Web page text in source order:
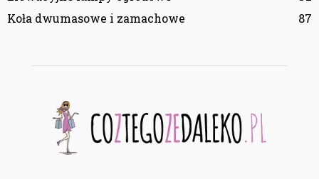
Koła dwumasowe i zamachowe
87